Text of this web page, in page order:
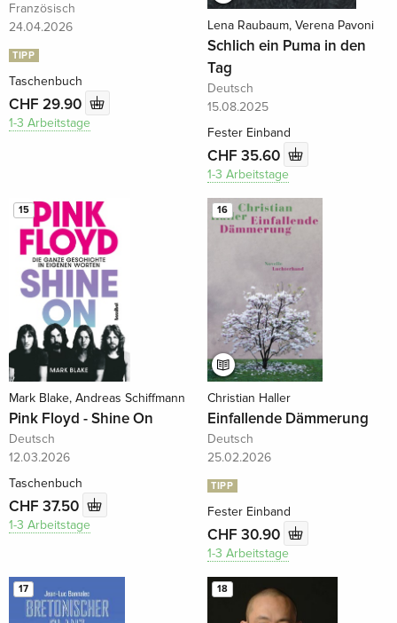
Französisch
24.04.2026
TIPP
Taschenbuch
CHF 29.90
1-3 Arbeitstage
Lena Raubaum, Verena Pavoni
Schlich ein Puma in den
Tag
Deutsch
15.08.2025
Fester Einband
CHF 35.60
1-3 Arbeitstage
15
Mark Blake, Andreas Schiffmann
Pink Floyd - Shine On
Deutsch
12.03.2026
Taschenbuch
CHF 37.50
1-3 Arbeitstage
16
Christian Haller
Einfallende Dämmerung
Deutsch
25.02.2026
TIPP
Fester Einband
CHF 30.90
1-3 Arbeitstage
17 18